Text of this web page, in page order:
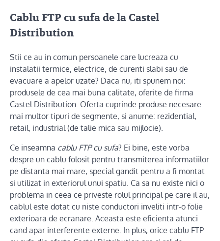
Cablu FTP cu sufa de la Castel
Distribution
Stii ce au in comun persoanele care lucreaza cu
instalatii termice, electrice, de curenti slabi sau de
evacuare a apelor uzate? Daca nu, iti spunem noi:
produsele de cea mai buna calitate, oferite de firma
Castel Distribution. Oferta cuprinde produse necesare
mai multor tipuri de segmente, si anume: rezidential,
retail, industrial (de talie mica sau mijlocie).
Ce inseamna cablu FTP cu sufa? Ei bine, este vorba
despre un cablu folosit pentru transmiterea informatiilor
pe distanta mai mare, special gandit pentru a fi montat
si utilizat in exteriorul unui spatiu. Ca sa nu existe nici o
problema in ceea ce priveste rolul principal pe care il au,
cablul este dotat cu niste conductori inveliti intr-o folie
exterioara de ecranare. Aceasta este eficienta atunci
cand apar interferente externe. In plus, orice cablu FTP